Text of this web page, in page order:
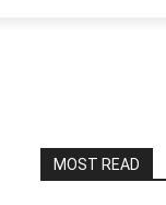
MOST READ